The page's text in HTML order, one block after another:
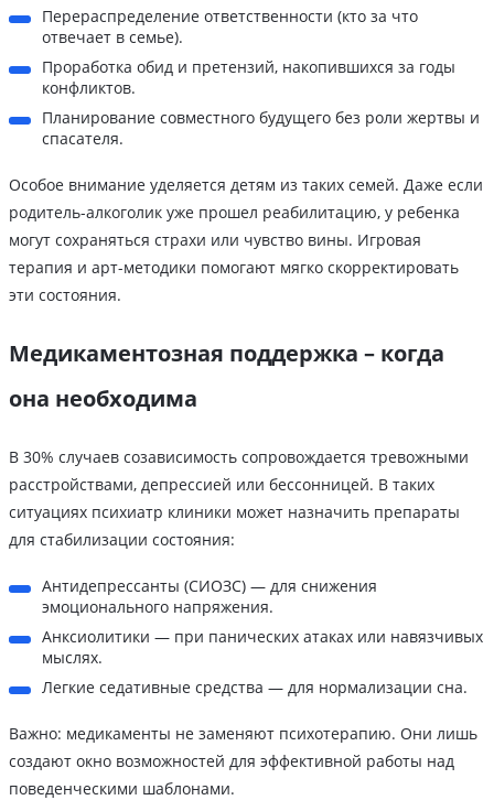
Перераспределение ответственности (кто за что
отвечает в семье).
Проработка обид и претензий, накопившихся за годы
конфликтов.
Планирование совместного будущего без роли жертвы и
спасателя.
Особое внимание уделяется детям из таких семей. Даже если
родитель-алкоголик уже прошел реабилитацию, у ребенка
могут сохраняться страхи или чувство вины. Игровая
терапия и арт-методики помогают мягко скорректировать
эти состояния.
Медикаментозная поддержка – когда
она необходима
В 30% случаев созависимость сопровождается тревожными
расстройствами, депрессией или бессонницей. В таких
ситуациях психиатр клиники может назначить препараты
для стабилизации состояния:
Антидепрессанты (СИОЗС) — для снижения
эмоционального напряжения.
Анксиолитики — при панических атаках или навязчивых
мыслях.
Легкие седативные средства — для нормализации сна.
Важно: медикаменты не заменяют психотерапию. Они лишь
создают окно возможностей для эффективной работы над
поведенческими шаблонами.